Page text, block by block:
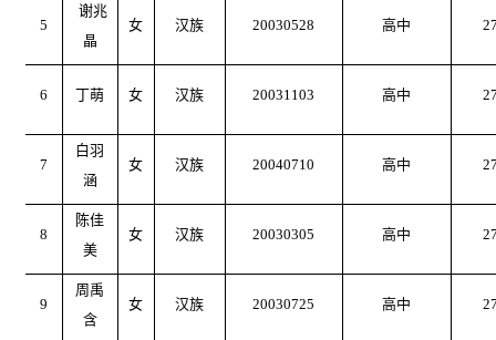
5
谢兆
晶
女 汉族 20030528 高中
6 丁萌 女 汉族 20031103 高中
7
白羽
涵
女 汉族 20040710 高中
8
陈佳
美
女 汉族 20030305 高中
9
周禹
含
女 汉族 20030725 高中